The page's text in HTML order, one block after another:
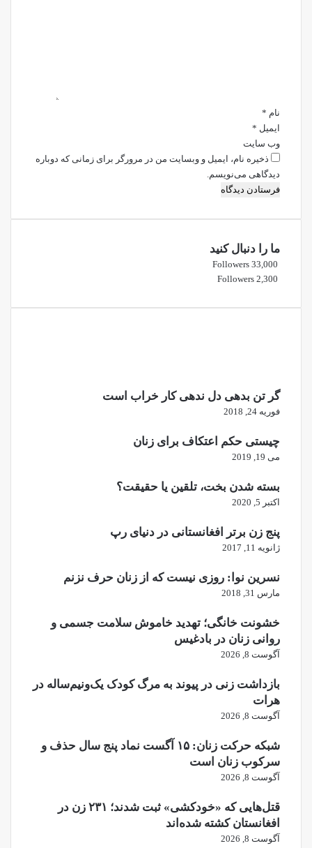
نام *
ایمیل *
وب‌ سایت
ذخیره نام، ایمیل و وبسایت من در مرورگر برای زمانی که دوباره
دیدگاهی می‌نویسم.
ما را دنبال کنید
33,000
Followers
2,300
Followers
گر تن بدهی دل ندهی کار خراب است
فوریه 24, 2018
چیستی حکم اعتکاف برای زنان
می 19, 2019
بسته شدن بخت، تلقین یا حقیقت؟
اکتبر 5, 2020
پنج زن برتر افغانستانی در دنیای رپ
ژانویه 11, 2017
نسرین نوا: روزی نیست که از زنان حرف نزنم
مارس 31, 2018
خشونت خانگی؛ تهدید خاموش سلامت جسمی و
روانی زنان در بادغیس
آگوست 8, 2026
بازداشت زنی در پیوند به مرگ کودک یک‌ونیم‌ساله در
هرات
آگوست 8, 2026
شبکه حرکت زنان: ۱۵ آگست نماد پنج سال حذف و
سرکوب زنان است
آگوست 8, 2026
قتل‌هایی که «خودکشی» ثبت شدند؛ ۲۳۱ زن در
افغانستان کشته شده‌اند
آگوست 8, 2026